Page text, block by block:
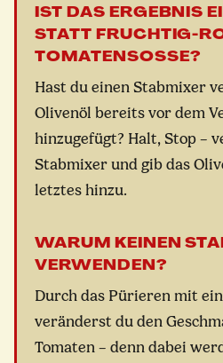
IST DAS ERGEBNIS
STATT FRUCHTIG-
TOMATENSOSSE?
Hast du einen Stabmixer
Olivenöl bereits vor dem
hinzugefügt? Halt, Stop –
Stabmixer und gib das
letztes hinzu.
WARUM KEINEN
VERWENDEN?
Durch das Pürieren mit
veränderst du den
Tomaten – denn dabei